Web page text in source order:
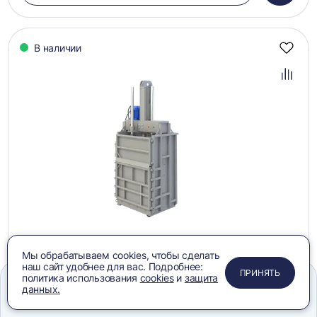
в
В наличии
1 5
Пресс ТМ-12ТС
579 821 ₽
ЗАПРОСИТЬ КП
ПРИМЕНИТЬ
ЗАКРЫТЬ
ЗАКРЫТЬ
ЗАКРЫТЬ
Мы обрабатываем cookies, чтобы сделать
наш сайт удобнее для вас. Подробнее:
политика использования cookiesи защита
данных.
ПРИНЯТЬ